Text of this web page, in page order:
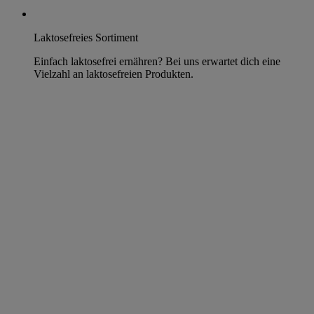
Laktosefreies Sortiment
Einfach laktosefrei ernähren? Bei uns erwartet dich eine
Vielzahl an laktosefreien Produkten.